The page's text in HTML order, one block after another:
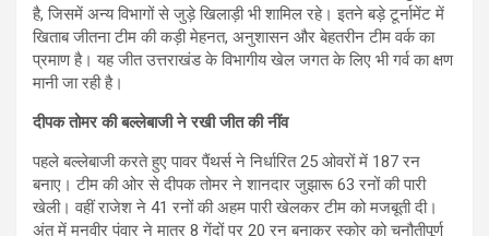
है, जिसमें अन्य विभागों से जुड़े खिलाड़ी भी शामिल रहे। इतने बड़े टूर्नामेंट में
खिताब जीतना टीम की कड़ी मेहनत, अनुशासन और बेहतरीन टीम वर्क का
प्रमाण है। यह जीत उत्तराखंड के विभागीय खेल जगत के लिए भी गर्व का क्षण
मानी जा रही है।
दीपक तोमर की बल्लेबाजी ने रखी जीत की नींव
पहले बल्लेबाजी करते हुए पावर पैंथर्स ने निर्धारित 25 ओवरों में 187 रन
बनाए। टीम की ओर से दीपक तोमर ने शानदार जुझारू 63 रनों की पारी
खेली। वहीं राजेश ने 41 रनों की अहम पारी खेलकर टीम को मजबूती दी।
अंत में मनवीर पंवार ने मात्र 8 गेंदों पर 20 रन बनाकर स्कोर को चुनौतीपूर्ण